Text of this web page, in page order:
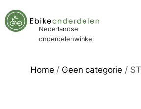
Nederlandse
onderdelenwinkel
Home / Geen categorie /